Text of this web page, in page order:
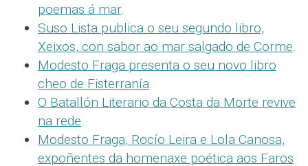
poemas á mar.
Suso Lista publica o seu segundo libro,
Xeixos, con sabor ao mar salgado de Corme.
Modesto Fraga presenta o seu novo libro
cheo de Fisterranía.
O Batallón Literario da Costa da Morte revive
na rede.
Modesto Fraga, Rocío Leira e Lola Canosa,
expoñentes da homenaxe poética aos Faros